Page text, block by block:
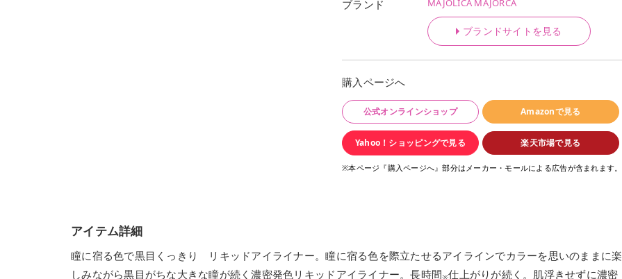
ブランド MAJOLICA MAJORCA
ブランドサイトを見る
購入ページへ
公式オンラインショップ Amazonで見る
Yahoo！ショッピングで見る 楽天市場で見る
※本ページ『購入ページへ』部分はメーカー・モールによる広告が含まれます。
アイテム詳細
瞳に宿る色で黒目くっきり リキッドアイライナー。瞳に宿る色を際立たせるアイラインでカラーを思いのままに楽
しみながら黒目がちな大きな瞳が続く濃密発色リキッドアイライナー。長時間 仕上がりが続く。肌浮きせずに濃密